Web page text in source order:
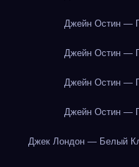
Джейн Остин —
Джейн Остин —
Джейн Остин —
Джейн Остин —
Джек Лондон — Белый